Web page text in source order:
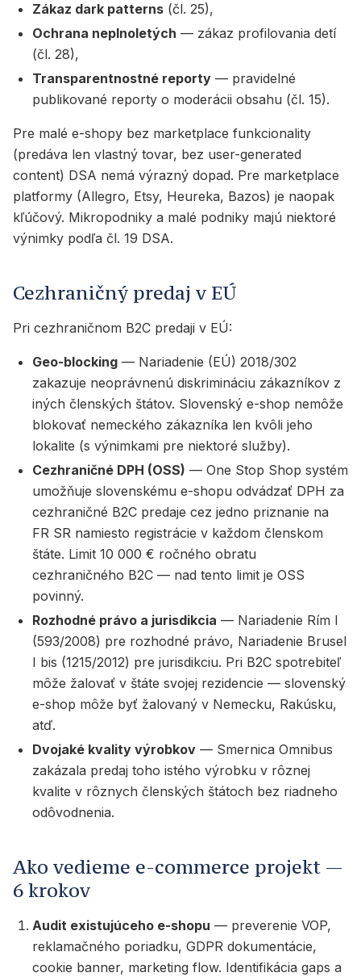
Zákaz dark patterns (čl. 25),
Ochrana neplnoletých — zákaz profilovania detí
(čl. 28),
Transparentnostné reporty — pravidelné
publikované reporty o moderácii obsahu (čl. 15).
Pre malé e-shopy bez marketplace funkcionality
(predáva len vlastný tovar, bez user-generated
content) DSA nemá výrazný dopad. Pre marketplace
platformy (Allegro, Etsy, Heureka, Bazos) je naopak
kľúčový. Mikropodniky a malé podniky majú niektoré
výnimky podľa čl. 19 DSA.
Cezhraničný predaj v EÚ
Pri cezhraničnom B2C predaji v EÚ:
Geo-blocking — Nariadenie (EÚ) 2018/302
zakazuje neoprávnenú diskrimináciu zákazníkov z
iných členských štátov. Slovenský e-shop nemôže
blokovať nemeckého zákazníka len kvôli jeho
lokalite (s výnimkami pre niektoré služby).
Cezhraničné DPH (OSS) — One Stop Shop systém
umožňuje slovenskému e-shopu odvádzať DPH za
cezhraničné B2C predaje cez jedno priznanie na
FR SR namiesto registrácie v každom členskom
štáte. Limit 10 000 € ročného obratu
cezhraničného B2C — nad tento limit je OSS
povinný.
Rozhodné právo a jurisdikcia — Nariadenie Rím I
(593/2008) pre rozhodné právo, Nariadenie Brusel
I bis (1215/2012) pre jurisdikciu. Pri B2C spotrebiteľ
môže žalovať v štáte svojej rezidencie — slovenský
e-shop môže byť žalovaný v Nemecku, Rakúsku,
atď.
Dvojaké kvality výrobkov — Smernica Omnibus
zakázala predaj toho istého výrobku v rôznej
kvalite v rôznych členských štátoch bez riadneho
odôvodnenia.
Ako vedieme e-commerce projekt —
6 krokov
Audit existujúceho e-shopu — preverenie VOP,
reklamačného poriadku, GDPR dokumentácie,
cookie banner, marketing flow. Identifikácia gaps a